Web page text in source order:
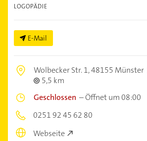
LOGOPÄDIE
E-Mail
Wolbecker Str. 1,48155 Münster
5,5 km
Geschlossen –Öffnet um 08:00
0251 92 45 62 80
Webseite